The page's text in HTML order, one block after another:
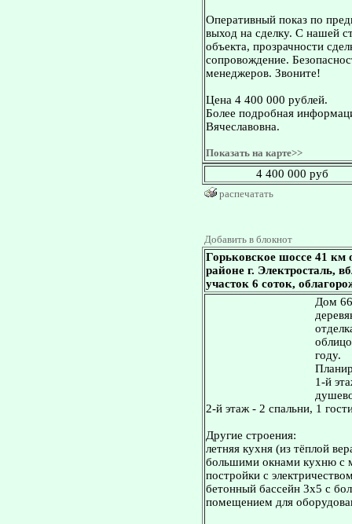
Оперативный показ по
выход на сделку. С нашей
объекта, прозрачности
сопровождение.
менеджеров. Звоните!
Цена 4 400 000 рублей.
Более подробная
Вячеславовна.
Показать на карте>>
4 400 000 руб
распечатать
Добавить в блокнот
Горьковское шоссе 41
районе г. Электросталь,
участок 6 соток,
Дом
году.
1-й
2-й этаж - 2 спальни, 1
Другие строения:
летняя кухня (из тёплой
большими окнами кухню с
постройки с
бетонный бассейн 3х5 с
помещением для